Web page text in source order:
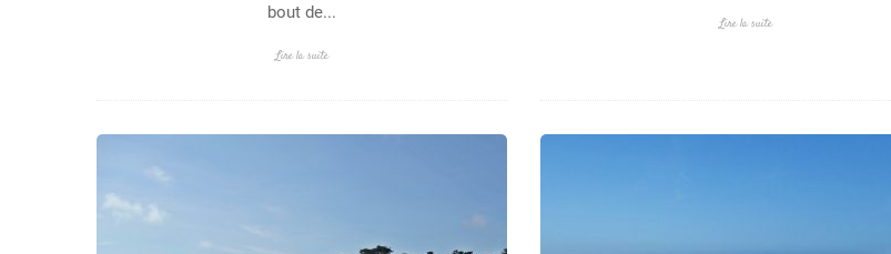
bout de...
Lire la suite
Lire la suite